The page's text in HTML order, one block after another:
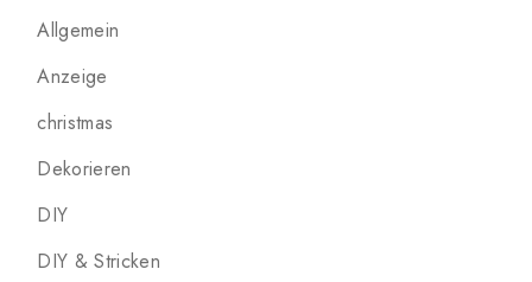
Allgemein
Anzeige
christmas
Dekorieren
DIY
DIY & Stricken